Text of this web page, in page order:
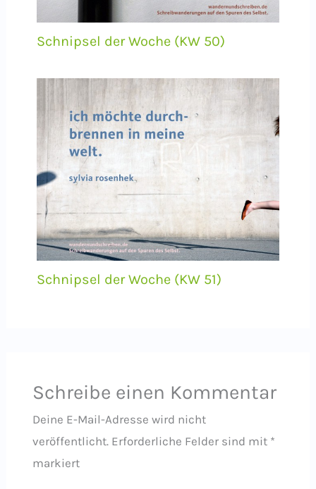
Schnipsel der Woche (KW 50)
Schnipsel der Woche (KW 51)
Schreibe einen Kommentar
Deine E-Mail-Adresse wird nicht
veröffentlicht. Erforderliche Felder sind mit *
markiert